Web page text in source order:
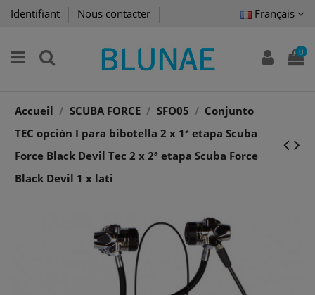
Identifiant Nous contacter Français
0
Accueil SCUBA FORCE SFO05
Conjunto
TEC opción I para bibotella 2 x 1ª etapa Scuba
Force Black Devil Tec 2 x 2ª etapa Scuba Force
Black Devil 1 x lati